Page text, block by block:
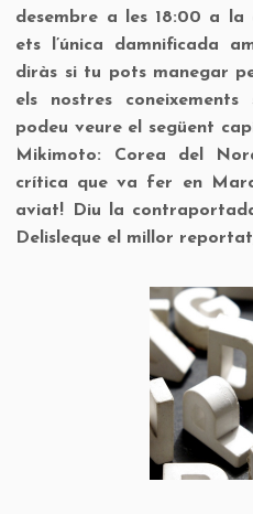
desembre a les 18:00 a
ets l’única damnificada
diràs si tu pots manegar
els nostres
podeu veure el següent
Mikimoto: Corea del
crítica que va fer en
aviat! Diu la
Delisleque el millor